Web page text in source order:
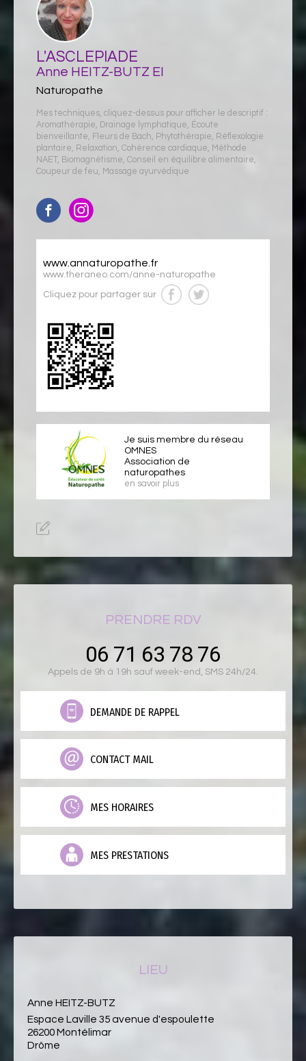
L'ASCLEPIADE
Anne HEITZ-BUTZ EI
Naturopathe
Mes techniques, cliquez-dessus pour afficher le descriptif :
Aromathérapie
Drainage lymphatique
Écoute
bienveillante
Fleurs de Bach Phytothérapie
Réflexologie
plantaire
Relaxation Cohérence cardiaque
Méthode
NAET, Biomagnétisme Conseil en équilibre alimentaire
Coupeur de feu
Massage ayurvédique
www.annaturopathe.fr
www.theraneo.com/anne-naturopathe
Cliquez pour partager sur
Je suis membre du réseau
OMNES
Association de
naturopathes
en savoir plus
PRENDRE RDV
06 71 63 78 76
Appels de 9h à 19h sauf week-end, SMS 24h/24.
DEMANDE DE RAPPEL
CONTACT MAIL
MES HORAIRES
MES PRESTATIONS
LIEU
Anne HEITZ-BUTZ
Espace Laville 35 avenue d'espoulette
26200 Montélimar
Drôme